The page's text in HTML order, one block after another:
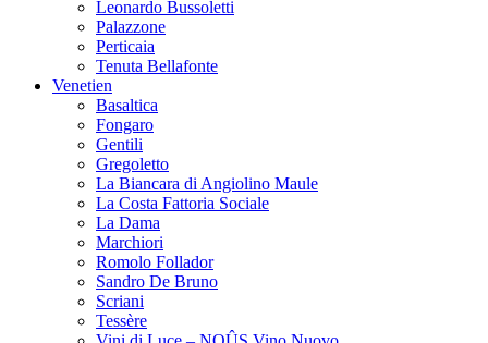
Colle Uncinano
Leonardo Bussoletti
Palazzone
Perticaia
Tenuta Bellafonte
Venetien
Basaltica
Fongaro
Gentili
Gregoletto
La Biancara di Angiolino Maule
La Costa Fattoria Sociale
La Dama
Marchiori
Romolo Follador
Sandro De Bruno
Scriani